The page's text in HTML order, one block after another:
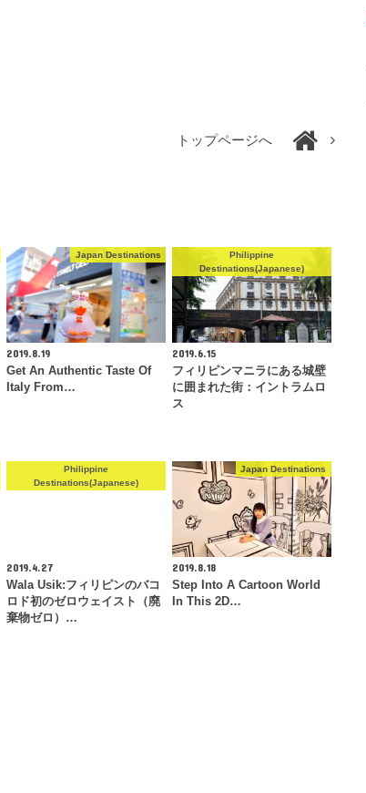
トップページへ
Japan Destinations
2019.8.19
Get An Authentic Taste Of
Italy From…
Philippine
Destinations(Japanese)
2019.6.15
フィリピンマニラにある城壁
に囲まれた街：イントラムロ
ス
Philippine
Destinations(Japanese)
2019.4.27
Wala Usik:フィリピンのバコ
ロド初のゼロウェイスト（廃
棄物ゼロ）…
Japan Destinations
2019.8.18
Step Into A Cartoon World
In This 2D…